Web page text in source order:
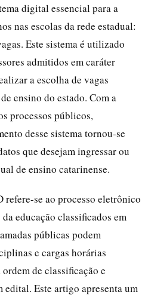
digital essencial para a
nas escolas da rede estadual:
Este sistema é utilizado
admitidos em caráter
a escolha de vagas
ensino do estado. Com a
processos públicos,
desse sistema tornou-se
que desejam ingressar ou
de ensino catarinense.
refere-se ao processo eletrônico
educação classificados em
públicas podem
e cargas horárias
de classificação e
Este artigo apresenta um